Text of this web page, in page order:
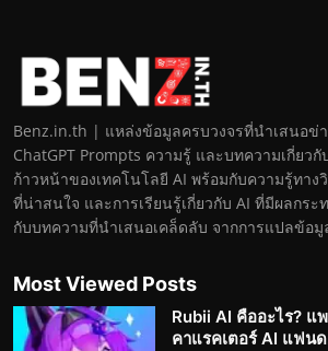
Benz.in.th | แหล่งข้อมูลครบวงจรที่นำเสนอข่
ChatGPT Prompts ความรู้ และบทความเกี่ยว
ก้าวหน้าของเทคโนโลยี AI พร้อมกับความรู้ทาง
ที่น่าสนใจ และการเรียนรู้เกี่ยวกับ AI ที่มีผลกระ
กับบทความที่นำเสนอเคล็ดลับ จากการแปลข้อมู
Most Viewed Posts
Rubii AI คืออะไร? แ
คาแรคเตอร์ AI แฟน